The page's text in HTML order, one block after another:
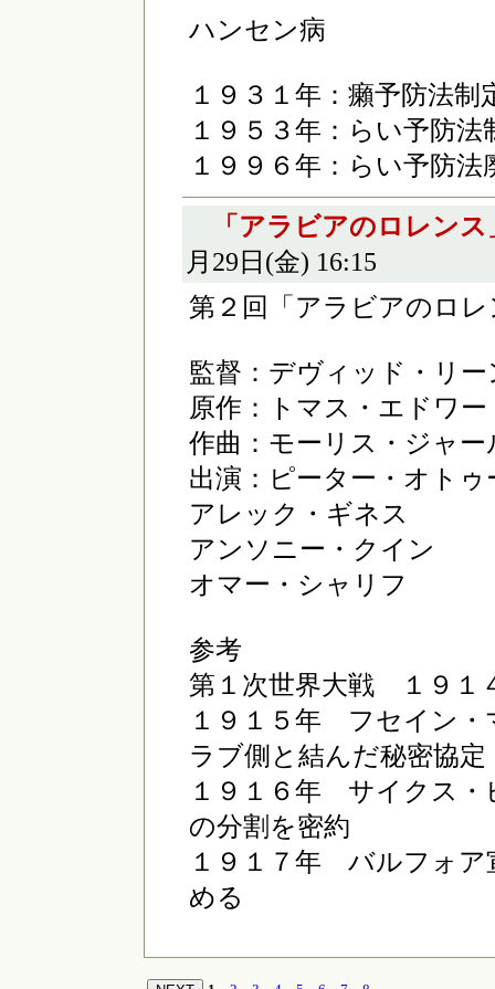
ハンセン病
１９３１年：癩予防法制
１９５３年：らい予防法
１９９６年：らい予防法
「アラビアのロレンス
月29日(金) 16:15
第２回「アラビアのロ
監督：デヴィッド・リー
原作：トマス・エドワ
作曲：モーリス・ジャー
出演：ピーター・オトゥ
アレック・ギネス
アンソニー・クイン
オマー・シャリフ
参考
第１次世界大戦 １９１
１９１５年 フセイン・
ラブ側と結んだ秘密協定
１９１６年 サイクス・
の分割を密約
１９１７年 バルフォア
める